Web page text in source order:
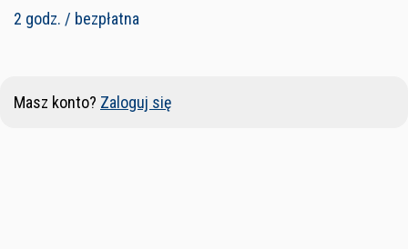
2 godz. / bezpłatna
Masz konto? Zaloguj się